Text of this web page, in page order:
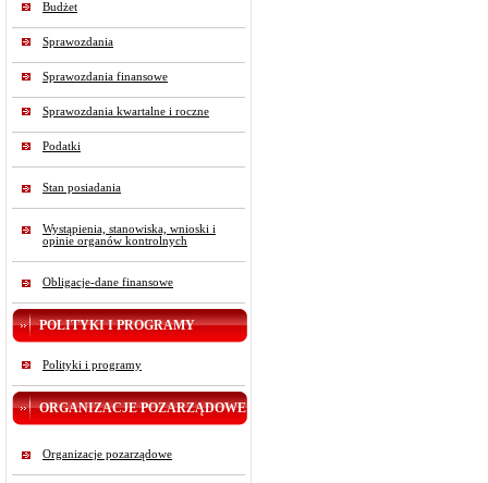
Budżet
Sprawozdania
Sprawozdania finansowe
Sprawozdania kwartalne i roczne
Podatki
Stan posiadania
Wystąpienia, stanowiska, wnioski i
opinie organów kontrolnych
Obligacje-dane finansowe
POLITYKI I PROGRAMY
Polityki i programy
ORGANIZACJE POZARZĄDOWE
Organizacje pozarządowe